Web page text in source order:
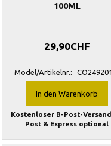
100ML
29,90CHF
Model/Artikelnr.:
In den Warenkorb
Kostenloser B-Post-
Post & Express optional